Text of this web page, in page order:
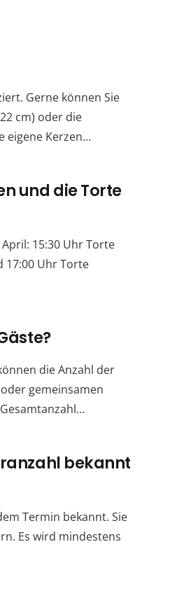
Gerne können Sie
cm) oder die
eigene Kerzen…
und die Torte
15:30 Uhr Torte
17:00 Uhr Torte
die Anzahl der
gemeinsamen
bekannt
Termin bekannt. Sie
Es wird mindestens